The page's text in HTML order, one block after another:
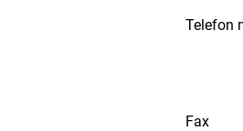
Telefon
Fax